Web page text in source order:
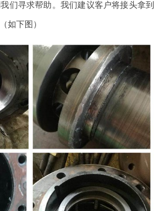
们寻求帮助。我们建议客户将接头拿到
如下图）